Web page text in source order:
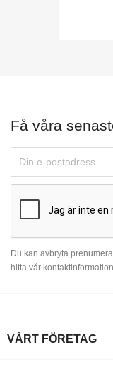
Få våra
Du kan avbryta
hitta vår
VÅRT FÖRETAG